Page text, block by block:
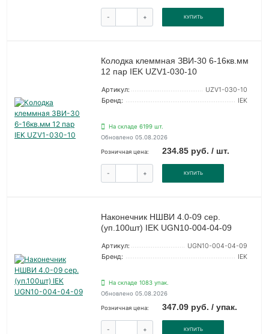
- + КУПИТЬ
Колодка клеммная ЗВИ-30 6-16кв.мм
12 пар IEK UZV1-030-10
Артикул:
UZV1-030-10
Бренд:
IEK
На складе 6199 шт.
Обновлено 05.08.2026
Розничная цена: 234.85 руб. / шт.
- + КУПИТЬ
Наконечник НШВИ 4.0-09 сер.
(уп.100шт) IEK UGN10-004-04-09
Артикул:
UGN10-004-04-09
Бренд:
IEK
На складе 1083 упак.
Обновлено 05.08.2026
Розничная цена: 347.09 руб. / упак.
- + КУПИТЬ